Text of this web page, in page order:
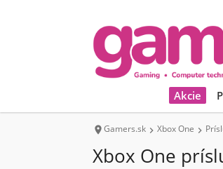
Akcie
Gamers.sk  Xbox One 
Xbox One